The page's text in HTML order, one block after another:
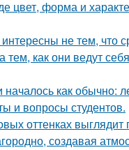
цвет, форма и
не тем, что
тем, как они ведут
как обычно:
и вопросы студентов.
оттенках выглядит
создавая